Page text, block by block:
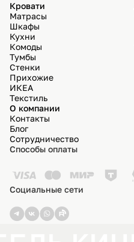
Кровати
Матрасы
Шкафы
Кухни
Комоды
Тумбы
Стенки
Прихожие
ИКЕА
Текстиль
О компании
Контакты
Блог
Сотрудничество
Способы оплаты
Социальные сети